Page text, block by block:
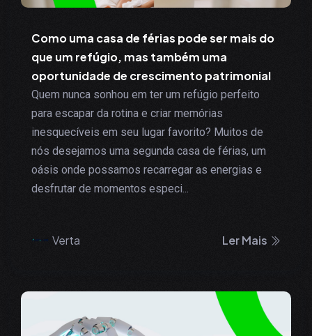
Como uma casa de férias pode ser mais do
que um refúgio, mas também uma
oportunidade de crescimento patrimonial
Quem nunca sonhou em ter um refúgio perfeito
para escapar da rotina e criar memórias
inesquecíveis em seu lugar favorito? Muitos de
nós desejamos uma segunda casa de férias, um
oásis onde possamos recarregar as energias e
desfrutar de momentos especi...
Verta Ler Mais